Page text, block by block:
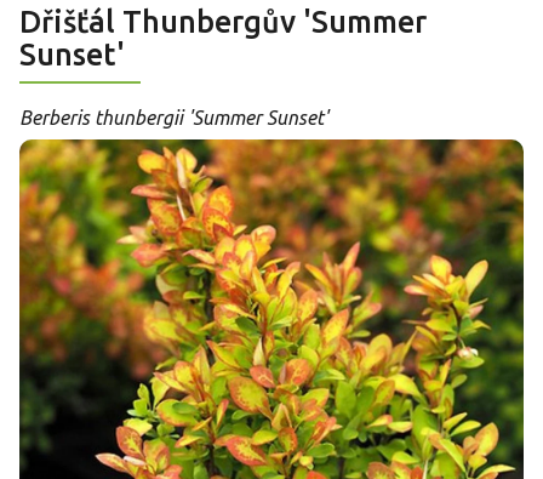
Dřišťál Thunbergův 'Summer
Sunset'
Berberis thunbergii 'Summer Sunset'